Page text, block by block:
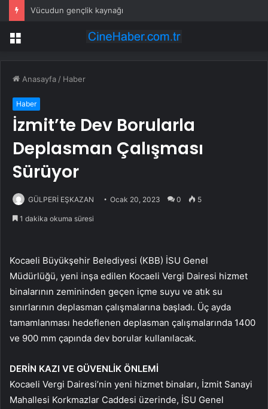
Vücudun gençlik kaynağı
Menü
Anasayfa / Haber
Haber
İzmit’te Dev Borularla
Deplasman Çalışması
Sürüyor
GÜLPERİ EŞKAZAN Ocak 20, 2023 0 5
1 dakika okuma süresi
Kocaeli Büyükşehir Belediyesi (KBB) İSU Genel
Müdürlüğü, yeni inşa edilen Kocaeli Vergi Dairesi hizmet
binalarının zemininden geçen içme suyu ve atık su
sınırlarının deplasman çalışmalarına başladı. Üç ayda
tamamlanması hedeflenen deplasman çalışmalarında 1400
ve 900 mm çapında dev borular kullanılacak.
DERİN KAZI VE GÜVENLİK ÖNLEMİ
Kocaeli Vergi Dairesi’nin yeni hizmet binaları, İzmit Sanayi
Mahallesi Korkmazlar Caddesi üzerinde, İSU Genel